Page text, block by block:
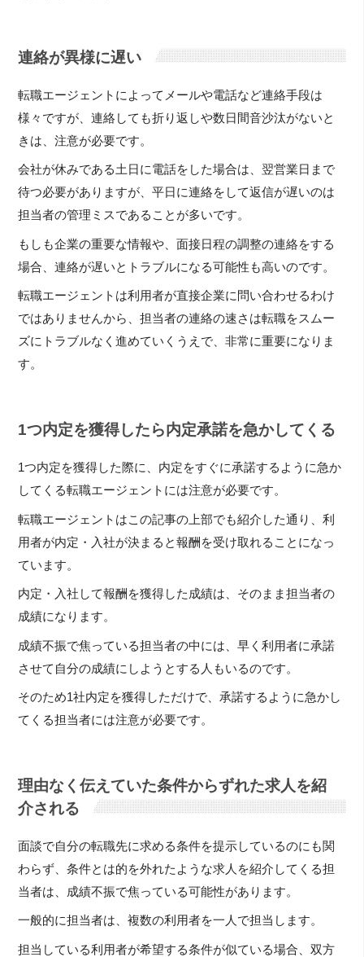
連絡が異様に遅い
転職エージェントによってメールや電話など連絡手段は
様々ですが、連絡しても折り返しや数日間音沙汰がないと
きは、注意が必要です。
会社が休みである土日に電話をした場合は、翌営業日まで
待つ必要がありますが、平日に連絡をして返信が遅いのは
担当者の管理ミスであることが多いです。
もしも企業の重要な情報や、面接日程の調整の連絡をする
場合、連絡が遅いとトラブルになる可能性も高いのです。
転職エージェントは利用者が直接企業に問い合わせるわけ
ではありませんから、担当者の連絡の速さは転職をスムー
ズにトラブルなく進めていくうえで、非常に重要になりま
す。
1つ内定を獲得したら内定承諾を急かしてくる
1つ内定を獲得した際に、内定をすぐに承諾するように急か
してくる転職エージェントには注意が必要です。
転職エージェントはこの記事の上部でも紹介した通り、利
用者が内定・入社が決まると報酬を受け取れることになっ
ています。
内定・入社して報酬を獲得した成績は、そのまま担当者の
成績になります。
成績不振で焦っている担当者の中には、早く利用者に承諾
させて自分の成績にしようとする人もいるのです。
そのため1社内定を獲得しただけで、承諾するように急かし
てくる担当者には注意が必要です。
理由なく伝えていた条件からずれた求人を紹
介される
面談で自分の転職先に求める条件を提示しているのにも関
わらず、条件とは的を外れたような求人を紹介してくる担
当者は、成績不振で焦っている可能性があります。
一般的に担当者は、複数の利用者を一人で担当します。
担当している利用者が希望する条件が似ている場合、双方